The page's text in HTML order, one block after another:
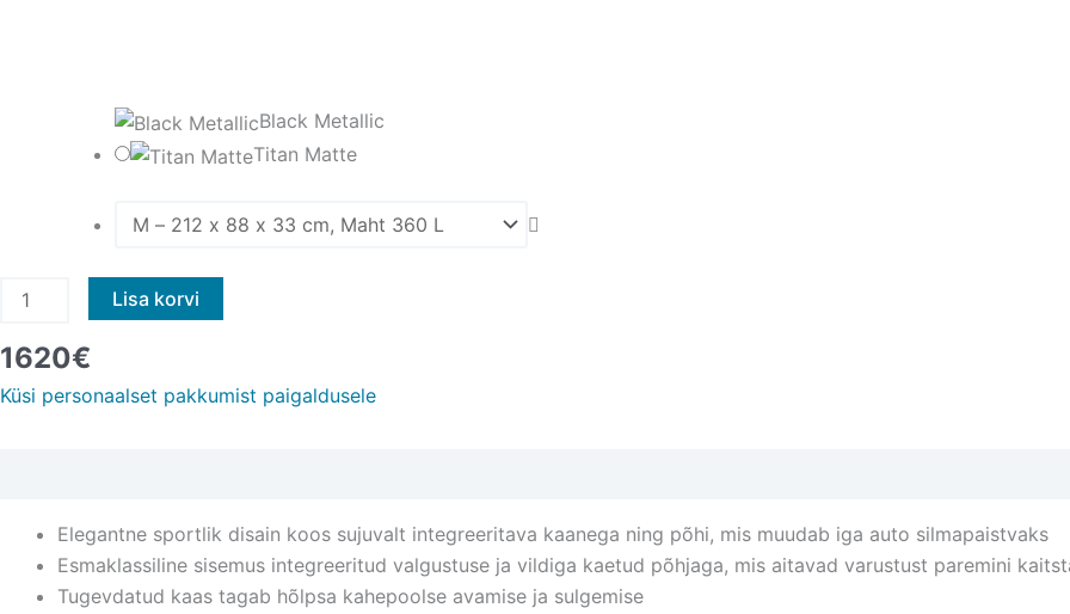
Black Metallic
Titan Matte
Lisa korvi
1620€
Küsi personaalset pakkumist paigaldusele
Elegantne sportlik disain koos sujuvalt integreeritava kaanega ning põhi, mis muudab iga auto silmapaistvaks
Esmaklassiline sisemus integreeritud valgustuse ja vildiga kaetud põhjaga, mis aitavad varustust paremini
Tugevdatud kaas tagab hõlpsa kahepoolse avamise ja sulgemise